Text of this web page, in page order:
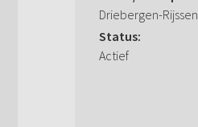
Driebergen-
Status:
Actief